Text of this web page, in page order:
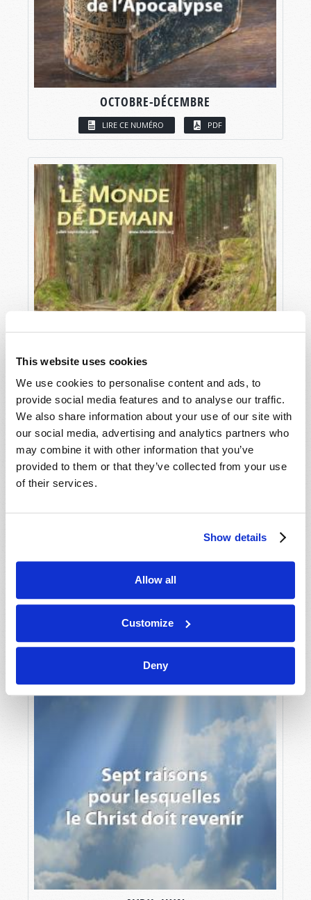
This website uses cookies
We use cookies to personalise content and ads, to
provide social media features and to analyse our traffic.
We also share information about your use of our site with
our social media, advertising and analytics partners who
may combine it with other information that you’ve
provided to them or that they’ve collected from your use
of their services.
Show details
Allow all
Customize
Deny
OCTOBRE-DÉCEMBRE
LIRE CE NUMÉRO PDF